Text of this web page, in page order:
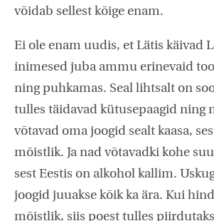
võidab sellest kõige enam.
Ei ole enam uudis, et Lätis käivad
inimesed juba ammu erinevaid
ning puhkamas. Seal lihtsalt on
tulles täidavad kütusepaagid ning
võtavad oma joogid sealt kaasa,
mõistlik. Ja nad võtavadki kohe
sest Eestis on alkohol kallim.
joogid juuakse kõik ka ära. Kui
mõistlik, siis poest tulles